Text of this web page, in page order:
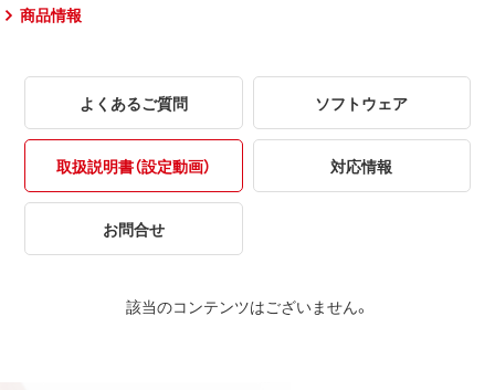
商品情報
よくあるご質問 ソフトウェア
取扱説明書（設定動画） 対応情報
お問合せ
該当のコンテンツはございません。